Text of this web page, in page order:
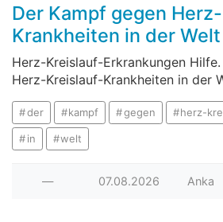
Der Kampf gegen
Krankheiten in der Welt
Herz-Kreislauf-Erkrankungen
Herz-Kreislauf-Krankheiten in der
der kampf gegen herz-
in welt
— 07.08.2026 Anka